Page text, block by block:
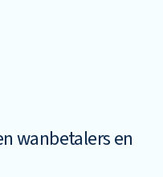
wanbetalers en